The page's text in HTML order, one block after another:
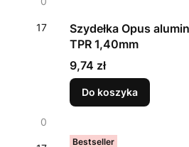
17
0
Szydełka Opus
TPR 1,40mm
Cena
9,74 zł
Do koszyka
Bestseller